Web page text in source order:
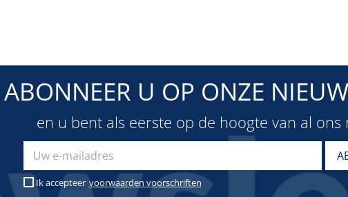
ABONNEER U OP ONZE
en u bent als eerste op de hoogte van al ons
Ik accepteer voorwaarden voorschriften